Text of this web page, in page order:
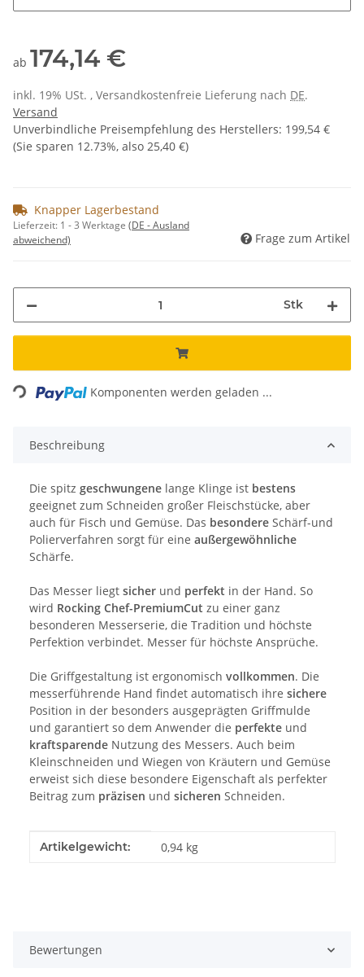
ab 174,14 €
inkl. 19% USt. , Versandkostenfreie Lieferung nach DE.
Versand
Unverbindliche Preisempfehlung des Herstellers: 199,54 €
(Sie sparen 12.73%, also 25,40 €)
Knapper Lagerbestand
Lieferzeit: 1 - 3 Werktage (DE - Ausland
abweichend)
Frage zum Artikel
Stk
Loading... Komponenten werden geladen ...
Beschreibung
Die spitz geschwungene lange Klinge ist bestens
geeignet zum Schneiden großer Fleischstücke, aber
auch für Fisch und Gemüse. Das besondere Schärf-und
Polierverfahren sorgt für eine außergewöhnliche
Schärfe.
Das Messer liegt sicher und perfekt in der Hand. So
wird Rocking Chef-PremiumCut zu einer ganz
besonderen Messerserie, die Tradition und höchste
Perfektion verbindet. Messer für höchste Ansprüche.
Die Griffgestaltung ist ergonomisch vollkommen. Die
messerführende Hand findet automatisch ihre sichere
Position in der besonders ausgeprägten Griffmulde
und garantiert so dem Anwender die perfekte und
kraftsparende Nutzung des Messers. Auch beim
Kleinschneiden und Wiegen von Kräutern und Gemüse
erweist sich diese besondere Eigenschaft als perfekter
Beitrag zum präzisen und sicheren Schneiden.
Produkteigenschaft
Wert
Artikelgewicht: 0,94 kg
Bewertungen